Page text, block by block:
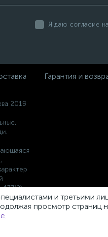
Я даю согласие
Гарантия и
2019
и третьими
просмотр
.